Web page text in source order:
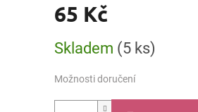
65 Kč
cena:
Skladem (5 ks)
Možnosti doručení